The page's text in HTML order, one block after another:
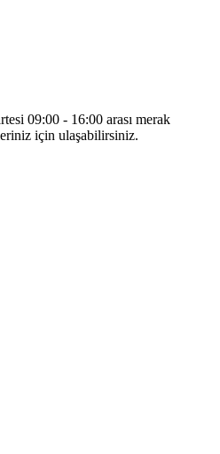
09:00 - 16:00 arası merak
için ulaşabilirsiniz.